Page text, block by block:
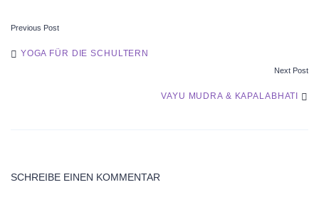
POST
Previous Post
YOGA FÜR DIE SCHULTERN
Next Post
VAYU MUDRA & KAPALABHATI
SCHREIBE EINEN KOMMENTAR